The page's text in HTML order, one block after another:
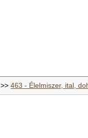
>>463 - Élelmiszer, ital,